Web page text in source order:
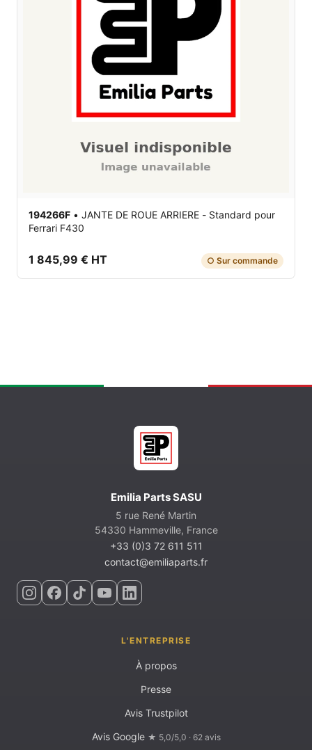
194266F • JANTE DE ROUE ARRIERE - Standard pour
Ferrari F430
1 845,99 € HT ○ Sur commande
Emilia Parts SASU
5 rue René Martin
54330 Hammeville, France
+33 (0)3 72 611 511
contact@emiliaparts.fr
L'ENTREPRISE
À propos
Presse
Avis Trustpilot
Avis Google ★ 5,0/5,0 · 62 avis